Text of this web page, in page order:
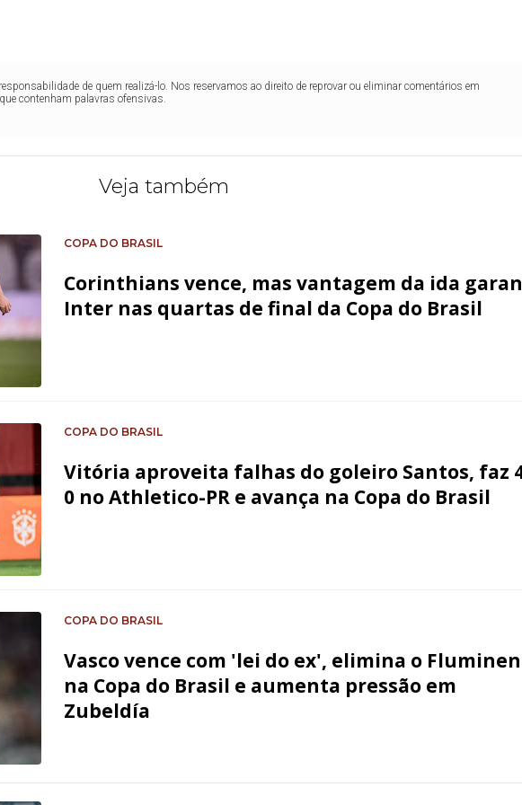
de quem realizá-lo. Nos reservamos ao direito de reprovar ou eliminar comentários em
contenham palavras ofensivas.
Veja também
COPA DO BRASIL
Corinthians vence, mas vantagem da ida
Inter nas quartas de final da Copa do Brasil
COPA DO BRASIL
Vitória aproveita falhas do goleiro Santos, faz
0 no Athletico-PR e avança na Copa do Brasil
COPA DO BRASIL
Vasco vence com 'lei do ex', elimina o
na Copa do Brasil e aumenta pressão em
Zubeldía